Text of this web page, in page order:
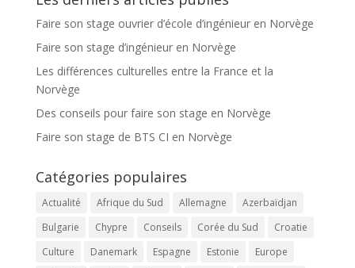
Faire son stage ouvrier d’école d’ingénieur en Norvège
Faire son stage d’ingénieur en Norvège
Les différences culturelles entre la France et la
Norvège
Des conseils pour faire son stage en Norvège
Faire son stage de BTS CI en Norvège
Catégories populaires
Actualité Afrique du Sud Allemagne
Azerbaïdjan
Bulgarie
Chypre Conseils Corée du Sud
Croatie
Culture
Danemark Espagne Estonie
Europe